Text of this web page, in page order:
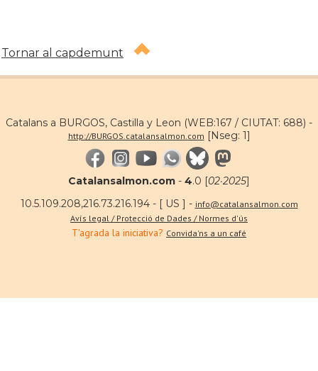
Tornar al capdemunt
Catalans a BURGOS, Castilla y Leon (WEB:167 / CIUTAT: 688) -
http://BURGOS.catalansalmon.com [Nseg: 1]
Catalansalmon.com - 4.0 [02·2025]
10.5.109.208,216.73.216.194 - [ US ] - info@catalansalmon.com
Avís legal / Protecció de Dades / Normes d'ús
T'agrada la iniciativa? Convida'ns a un café